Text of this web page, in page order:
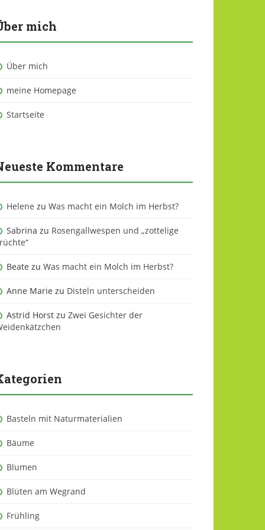
mich
Über mich
meine Homepage
Startseite
Kommentare
Helene zu Was macht ein Molch im Herbst?
Sabrina zu Rosengallwespen und „zottelige
Beate zu Was macht ein Molch im Herbst?
Anne Marie zu Disteln unterscheiden
Astrid Horst zu Zwei Gesichter der
Basteln mit Naturmaterialien
Bäume
Blumen
Blüten am Wegrand
Frühling